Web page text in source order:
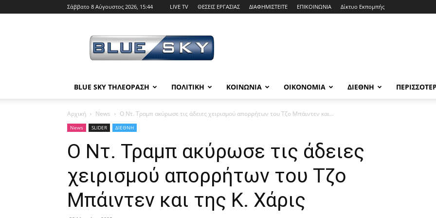
Σάββατο 8 Αύγουστος 2026, 15:44 LIVE TV ΘΕΣΕΙΣ ΕΡΓΑΣΙΑΣ ΔΙΑΦΗΜΙΣΤΕΙΤΕ ΕΠΙΚΟΙΝΩΝΙΑ Δίκτυο Εκπομπής
SKY
BLUE SKY ΤΗΛΕΟΡΑΣΗ ΠΟΛΙΤΙΚΗ ΚΟΙΝΩΝΙΑ ΟΙΚΟΝΟΜΙΑ ΔΙΕΘΝΗ
Αρχική News Ο Ντ. Τραμπ ακύρωσε τις άδειες χειρισμού απορρήτων του Τζο Μπάιντεν και...
News SLIDER ΔΙΕΘΝΗ
Ο Ντ. Τραμπ ακύρωσε τις άδειες
χειρισμού απορρήτων του Τζο
Μπάιντεν και της Κ. Χάρις